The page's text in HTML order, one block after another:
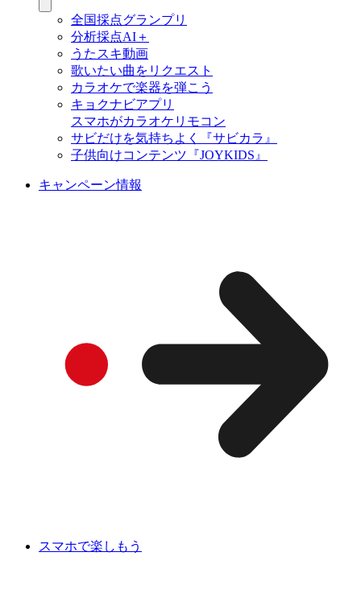
全国採点グランプリ
分析採点AI＋
うたスキ動画
歌いたい曲をリクエスト
カラオケで楽器を弾こう
キョクナビアプリ
スマホがカラオケリモコン
サビだけを気持ちよく『サビカラ』
子供向けコンテンツ『JOYKIDS』
キャンペーン情報
スマホで楽しもう